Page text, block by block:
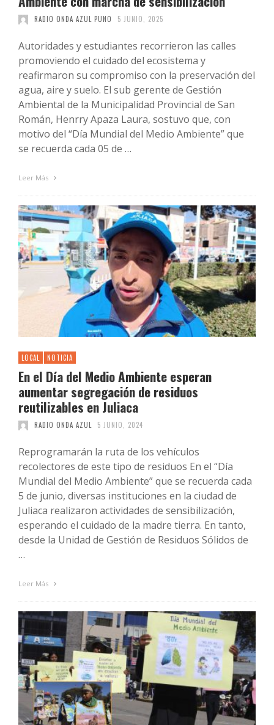
RADIO ONDA AZUL PUNO 5 JUNIO, 2025
Autoridades y estudiantes recorrieron las calles
promoviendo el cuidado del ecosistema y
reafirmaron su compromiso con la preservación del
agua, aire y suelo. El sub gerente de Gestión
Ambiental de la Municipalidad Provincial de San
Román, Henrry Apaza Laura, sostuvo que, con
motivo del “Día Mundial del Medio Ambiente” que
se recuerda cada 05 de …
Leer Más
LOCAL NOTICIA
En el Día del Medio Ambiente esperan
aumentar segregación de residuos
reutilizables en Juliaca
RADIO ONDA AZUL 5 JUNIO, 2024
Reprogramarán la ruta de los vehículos
recolectores de este tipo de residuos En el “Día
Mundial del Medio Ambiente” que se recuerda cada
5 de junio, diversas instituciones en la ciudad de
Juliaca realizaron actividades de sensibilización,
esperando el cuidado de la madre tierra. En tanto,
desde la Unidad de Gestión de Residuos Sólidos de
…
Leer Más